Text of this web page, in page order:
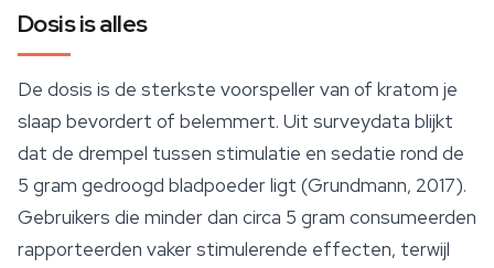
Dosis is alles
De dosis is de sterkste voorspeller van of kratom je
slaap bevordert of belemmert. Uit surveydata blijkt
dat de drempel tussen stimulatie en sedatie rond de
5 gram gedroogd bladpoeder ligt (Grundmann, 2017).
Gebruikers die minder dan circa 5 gram consumeerden
rapporteerden vaker stimulerende effecten, terwijl